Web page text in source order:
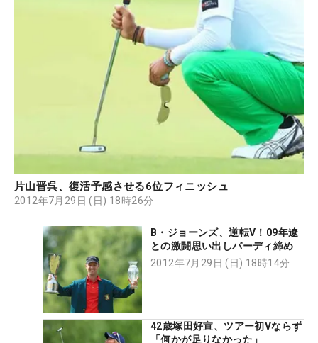
片山晋呉、復活予感させる6位フィニッシュ
2012年7月29日 (日) 18時26分
B・ジョーンズ、逆転V！09年遼
との激闘思い出しバーディ締め
2012年7月29日 (日) 18時14分
42歳塚田好宣、ツアー初Vならず
「何かが足りなかった」